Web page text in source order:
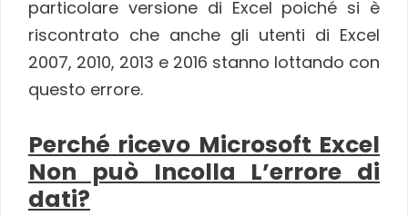
particolare versione di Excel poiché si è
riscontrato che anche gli utenti di Excel
2007, 2010, 2013 e 2016 stanno lottando con
questo errore.
Perché ricevo Microsoft Excel
Non può Incolla L’errore di
dati?